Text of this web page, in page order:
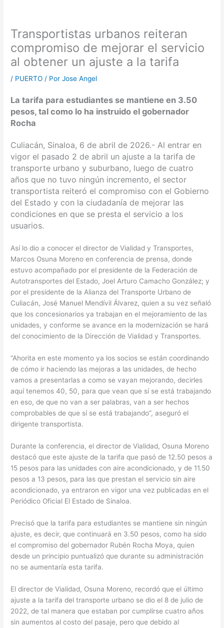
Transportistas urbanos reiteran
compromiso de mejorar el servicio
al obtener un ajuste a la tarifa
/ PUERTO / PorJose Angel
La tarifa para estudiantes se mantiene en 3.50
pesos, tal como lo ha instruido el gobernador
Rocha
Culiacán, Sinaloa, 6 de abril de 2026.- Al entrar en
vigor el pasado 2 de abril un ajuste a la tarifa de
transporte urbano y suburbano, luego de cuatro
años que no tuvo ningún incremento, el sector
transportista reiteró el compromiso con el Gobierno
del Estado y con la ciudadanía de mejorar las
condiciones en que se presta el servicio a los
usuarios.
Así lo dio a conocer el director de Vialidad y Transportes,
Marcos Osuna Moreno en conferencia de prensa, donde
estuvo acompañado por el presidente de la Federación de
Autotransportes del Estado, Joel Arturo Camacho González; y
por el presidente de la Alianza del Transporte Urbano de
Culiacán, José Manuel Mendívil Álvarez, quien a su vez señaló
que los concesionarios ya trabajan en el mejoramiento de las
unidades, y conforme se avance en la modernización se hará
del conocimiento de la Dirección de Vialidad y Transportes.
“Ahorita en este momento ya los socios se están coordinando
de cómo ir haciendo las mejoras a las unidades, de hecho
vamos a presentarlas a como se vayan mejorando, decirles
aquí tenemos 40, 50, para que vean que sí se está trabajando
en eso, de que no van a ser palabras, van a ser hechos
comprobables de que sí se está trabajando”, aseguró el
dirigente transportista.
Durante la conferencia, el director de Vialidad, Osuna Moreno
destacó que este ajuste de la tarifa que pasó de 12.50 pesos a
15 pesos para las unidades con aire acondicionado, y de 11.50
pesos a 13 pesos, para las que prestan el servicio sin aire
acondicionado, ya entraron en vigor una vez publicadas en el
Periódico Oficial El Estado de Sinaloa.
Precisó que la tarifa para estudiantes se mantiene sin ningún
ajuste, es decir, que continuará en 3.50 pesos, como ha sido
el compromiso del gobernador Rubén Rocha Moya, quien
desde un principio puntualizó que durante su administración
no se aumentaría esta tarifa.
El director de Vialidad, Osuna Moreno, recordó que el último
ajuste a la tarifa del transporte urbano se dio el 8 de julio de
2022, de tal manera que estaban por cumplirse cuatro años
sin aumentos al costo del pasaje, pero que debido al